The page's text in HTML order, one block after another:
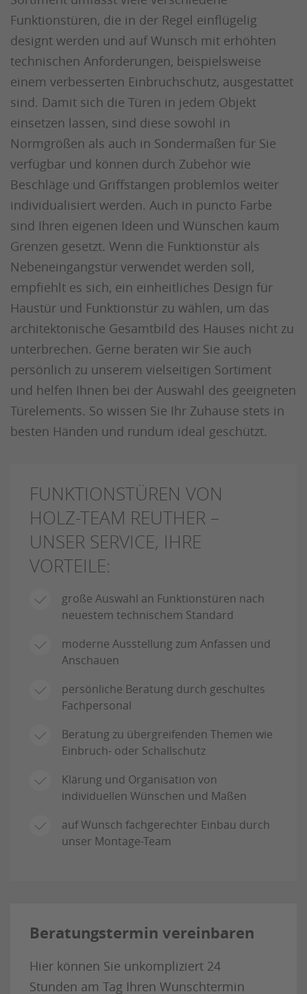
Funktionstüren, die in der Regel einflügelig
designt werden und auf Wunsch mit erhöhten
technischen Anforderungen, beispielsweise
einem verbesserten Einbruchschutz, ausgestattet
sind. Damit sich die Türen in jedem Objekt
einsetzen lassen, sind diese sowohl in
Normgrößen als auch in Sondermaßen für Sie
verfügbar und können durch Zubehör wie
Beschläge und Griffstangen problemlos weiter
individualisiert werden. Auch in puncto Farbe
sind Ihren eigenen Ideen und Wünschen kaum
Grenzen gesetzt. Wenn die Funktionstür als
Nebeneingangstür verwendet werden soll,
empfiehlt es sich, ein einheitliches Design für
Haustür und Funktionstür zu wählen, um das
architektonische Gesamtbild des Hauses nicht zu
unterbrechen. Gerne beraten wir Sie auch
persönlich zu unserem vielseitigen Sortiment
und helfen Ihnen bei der Auswahl des geeigneten
Türelements. So wissen Sie Ihr Zuhause stets in
besten Händen und rundum ideal geschützt.
FUNKTIONSTÜREN VON
HOLZ-TEAM REUTHER –
UNSER SERVICE, IHRE
VORTEILE:
große Auswahl an Funktionstüren nach
neuestem technischem Standard
moderne Ausstellung zum Anfassen und
Anschauen
persönliche Beratung durch geschultes
Fachpersonal
Beratung zu übergreifenden Themen wie
Einbruch- oder Schallschutz
Klärung und Organisation von
individuellen Wünschen und Maßen
auf Wunsch fachgerechter Einbau durch
unser Montage-Team
Beratungstermin vereinbaren
Hier können Sie unkompliziert 24
Stunden am Tag Ihren Wunschtermin